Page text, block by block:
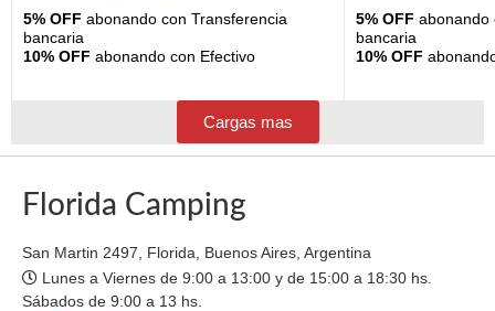
5% OFF abonando con Transferencia
bancaria
10% OFF abonando con Efectivo
5% OFF abonando
bancaria
10% OFF
Cargas mas
Florida Camping
San Martin 2497, Florida, Buenos Aires, Argentina
Lunes a Viernes de 9:00 a 13:00 y de 15:00 a 18:30 hs.
Sábados de 9:00 a 13 hs.